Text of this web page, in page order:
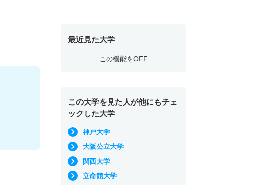
最近見た大学
この機能をOFF
この大学を見た人が他にもチェ
ックした大学
神戸大学
大阪公立大学
関西大学
立命館大学